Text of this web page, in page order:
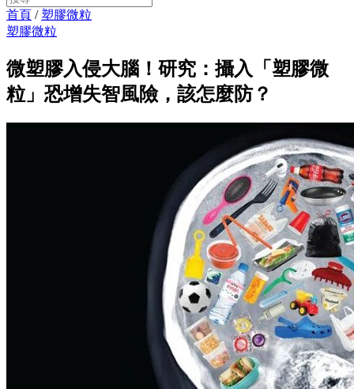
首頁 / 塑膠微粒
塑膠微粒
微塑膠入侵大腦！研究：攝入「塑膠微
粒」恐增失智風險，該怎麼防？